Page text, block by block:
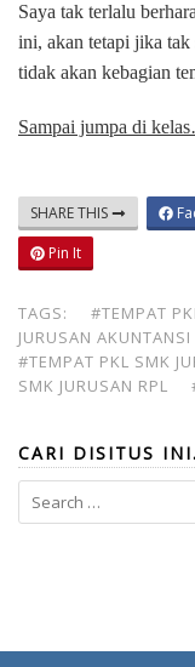
Saya tak terlalu
ini, akan tetapi jika tak
tidak akan kebagian
Sampai jumpa di
SHARE THIS
Pin It
TAGS: #TEMPAT
JURUSAN AKUNTANSI
#TEMPAT PKL SMK
SMK JURUSAN RPL
CARI DISITUS
Search
for: